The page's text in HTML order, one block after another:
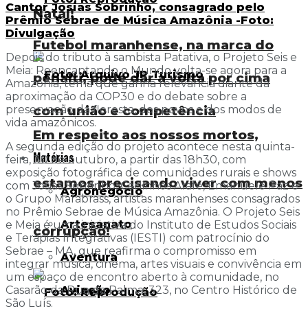
Futebol maranhense, na marca do
pênalti, pode dar a volta por cima
com união e competência
Matérias
Agronegócio
Artesanato
Aventura
Aviação
Natal!
Em respeito aos nossos mortos,
estamos precisando viver com menos
corrupção!
Cantor Josias Sobrinho, consagrado pelo
Prêmio Sebrae de Música Amazônia -Foto:
Divulgação
Depois do tributo à sambista Patativa, o Projeto Seis e
Meia: Reencantando o Mundo volta-se agora para a
Amazônia, tema que ganha relevância diante da
aproximação da COP30 e do debate sobre a
preservação da floresta, dos povos e dos modos de
vida amazônicos.
A segunda edição do projeto acontece nesta quinta-
feira, 30 de outubro, a partir das 18h30, com
exposição fotográfica de comunidades rurais e shows
com Josias Sobrinho, Carlinhos Arafé, Emanuele Paz e
o Grupo Marabrass, artistas maranhenses consagrados
no Prêmio Sebrae de Música Amazônia. O Projeto Seis
e Meia é uma iniciativa do Instituto de Estudos Sociais
e Terapias Integrativas (IESTI) com patrocínio do
Sebrae – MA, que reafirma o compromisso em
integrar música, cinema, artes visuais e convivência em
um espaço de encontro aberto à comunidade, no
Casarão da Rua da Palma, 323, no Centro Histórico de
São Luís.